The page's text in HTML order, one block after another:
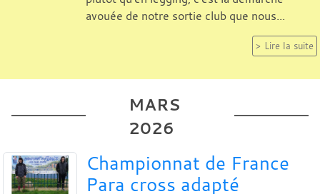
avouée de notre sortie club que nous...
Lire la suite
MARS
2026
Championnat de France
Para cross adapté